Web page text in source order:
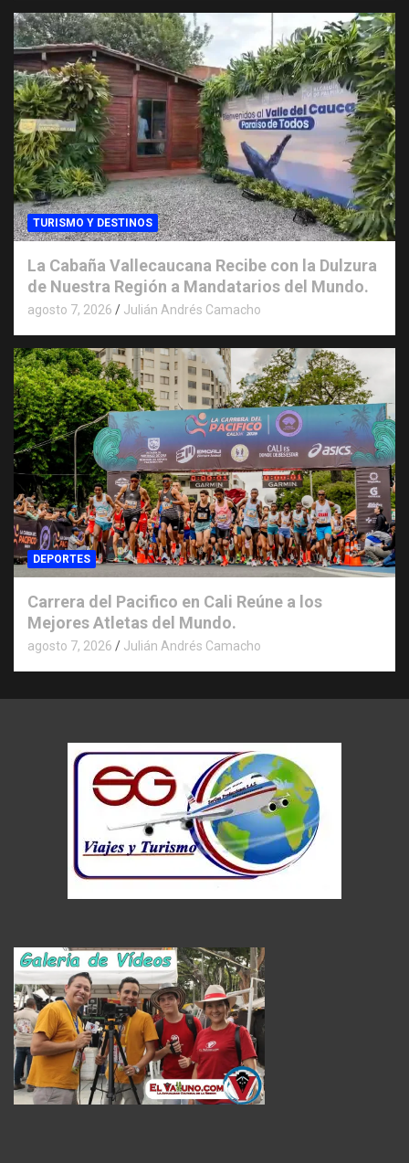
TURISMO Y DESTINOS
La Cabaña Vallecaucana Recibe con la Dulzura
de Nuestra Región a Mandatarios del Mundo.
agosto 7, 2026 Julián Andrés Camacho
DEPORTES
Carrera del Pacifico en Cali Reúne a los
Mejores Atletas del Mundo.
agosto 7, 2026 Julián Andrés Camacho